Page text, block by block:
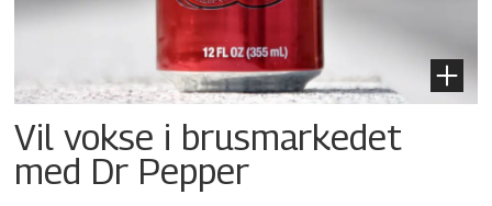
Vil vokse i brusmarkedet
med Dr Pepper